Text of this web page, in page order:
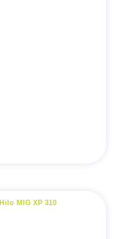
Hilo MIG XP 310